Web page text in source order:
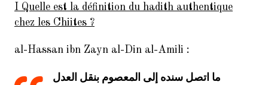
Les compagnons tentent
d’assassiner le Prophète lors du
retour de l’expédition de Tabûk
selon les sources Chiites Imamites
I Quelle est la définition du hadith authentique
chez les Chiites ?
al-Hassan ibn Zayn al-Din al-Amili :
ما اتصل سنده إلى المعصوم بنقل العدل